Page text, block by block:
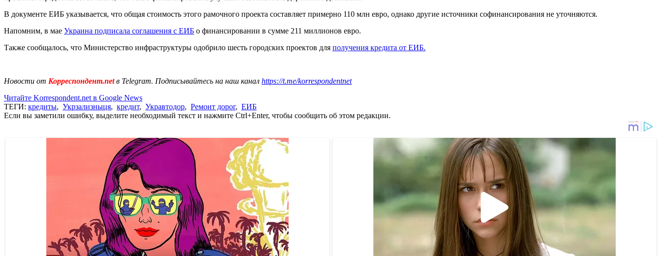
В документе ЕИБ указывается, что общая стоимость этого рамочного проекта составляет примерно 110 млн евро, однако другие источники софинансирования не уточняются.
Напомним, в мае Украина подписала соглашения с ЕИБ о финансировании в сумме 211 миллионов евро.
Также сообщалось, что Министерство инфраструктуры одобрило шесть городских проектов для получения кредита от ЕИБ.
Новости от Корреспондент.netв Telegram. Подписывайтесь на наш канал https://t.me/korrespondentnet
Читайте Korrespondent.net в Google News
ТЕГИ: кредиты, Укрзализныця, кредит, Укравтодор, Ремонт дорог, ЕИБ
Если вы заметили ошибку, выделите необходимый текст и нажмите Ctrl+Enter, чтобы сообщить об этом редакции.